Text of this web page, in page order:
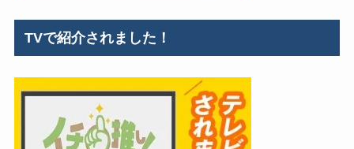
TVで紹介されました！